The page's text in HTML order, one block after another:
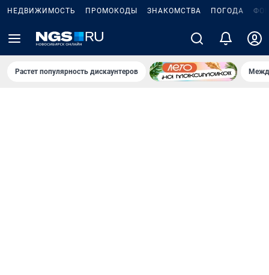
НЕДВИЖИМОСТЬ ПРОМОКОДЫ ЗНАКОМСТВА ПОГОДА
Растет популярность дискаунтеров